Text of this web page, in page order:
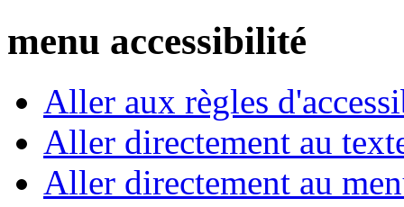
menu accessibilité
Aller aux règles
Aller directement au
Aller directement au